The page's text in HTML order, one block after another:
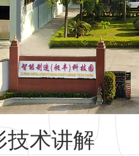
技术讲解